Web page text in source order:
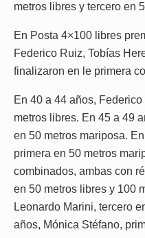
metros libres y tercero en
En Posta 4×100 libres
Federico Ruiz, Tobías
finalizaron en le primera
En 40 a 44 años,
metros libres. En 45 a 49
en 50 metros mariposa.
primera en 50 metros
combinados, ambas con
en 50 metros libres y 100
Leonardo Marini, tercero
años, Mónica Stéfano,